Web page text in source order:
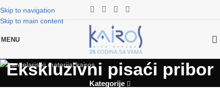
Skip to navigation
Skip to main content
MENU
Ekskluzivni pisaći pribor
Kategorije